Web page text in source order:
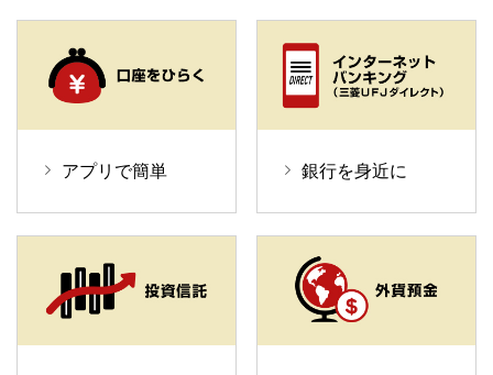
アプリで簡単 銀行を身近に